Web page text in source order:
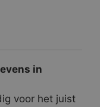
in
voor het juist